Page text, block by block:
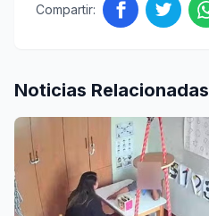
Compartir:
Noticias Relacionadas